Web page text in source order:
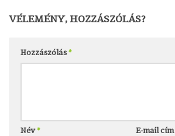
VÉLEMÉNY, HOZZÁSZÓLÁS?
Hozzászólás*
Név* E-mail cím